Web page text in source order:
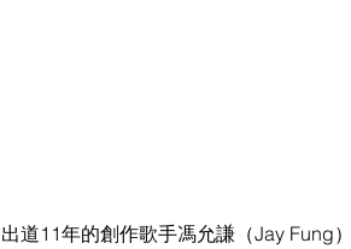
出道11年的創作歌手馮允謙（Jay Fung